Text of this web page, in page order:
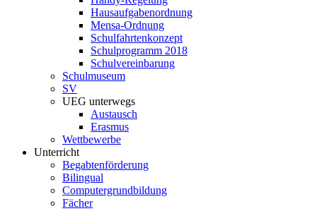
Hausaufgabenordnung
Mensa-Ordnung
Schulfahrtenkonzept
Schulprogramm 2018
Schulvereinbarung
Schulmuseum
SV
UEG unterwegs
Austausch
Erasmus
Wettbewerbe
Unterricht
Begabtenförderung
Bilingual
Computergrundbildung
Fächer